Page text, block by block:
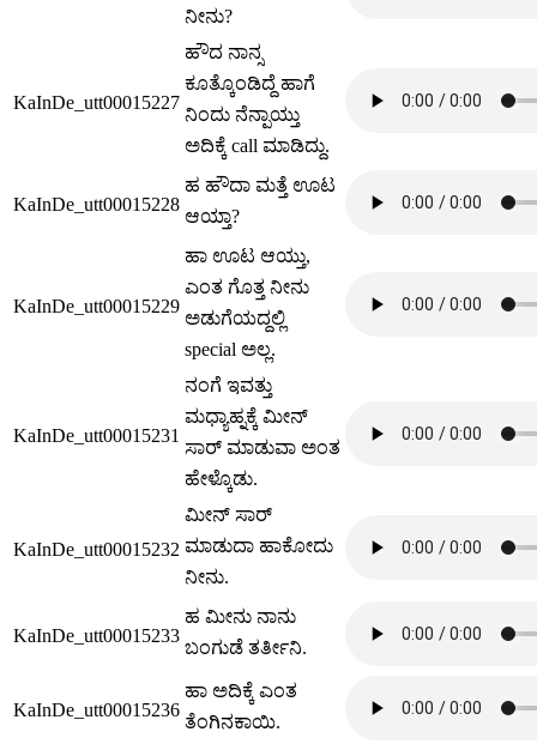
ನೀನು?
KaInDe_utt00015227
ಹೌದ ನಾನ್ಸ
ಕೂತ್ಕೊಂಡಿದ್ದೆ ಹಾಗೆ
ನಿಂದು ನೆನ್ಪಾಯ್ತು
ಅದಿಕ್ಕೆ call ಮಾಡಿದ್ದು.
KaInDe_utt00015228
ಹ ಹೌದಾ ಮತ್ತೆ ಊಟ
ಆಯ್ತಾ?
KaInDe_utt00015229
ಹಾ ಊಟ ಆಯ್ತು,
ಎಂತ ಗೊತ್ತ ನೀನು
ಅಡುಗೆಯದ್ದಲ್ಲಿ
special ಅಲ್ಲ.
KaInDe_utt00015231
ನಂಗೆ ಇವತ್ತು
ಮಧ್ಯಾಹ್ನಕ್ಕೆ ಮೀನ್
ಸಾರ್ ಮಾಡುವಾ ಅಂತ
ಹೇಳ್ಕೊಡು.
KaInDe_utt00015232
ಮೀನ್ ಸಾರ್
ಮಾಡುದಾ ಹಾಕೋದು
ನೀನು.
KaInDe_utt00015233
ಹ ಮೀನು ನಾನು
ಬಂಗುಡೆ ತರ್ತೀನಿ.
KaInDe_utt00015236
ಹಾ ಅದಿಕ್ಕೆ ಎಂತ
ತೆಂಗಿನಕಾಯಿ.